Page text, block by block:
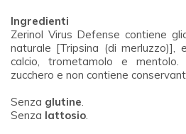
Ingredienti
Zerinol Virus Defense contiene
naturale [Tripsina (di merluzzo)],
calcio, trometamolo e
zucchero e non contiene
Senza glutine.
Senza lattosio.